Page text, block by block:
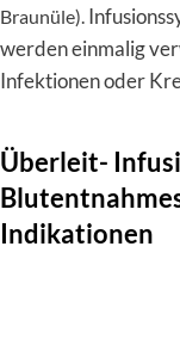
Braunüle).
werden einmalig
Infektionen oder
Überleit-
Indikationen